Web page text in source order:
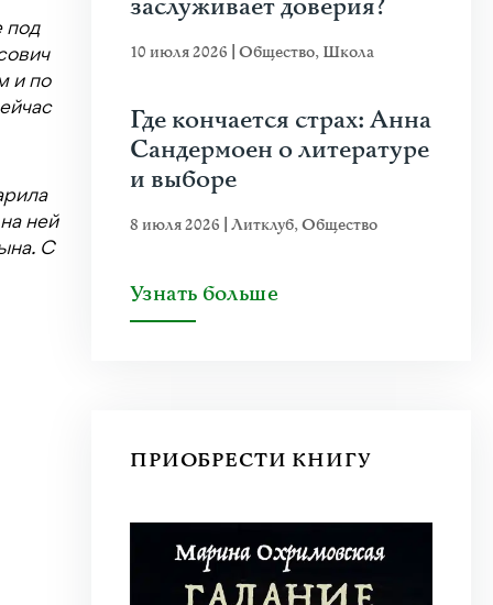
под
и по
ней
С
заслуживает доверия?
10 июля 2026 Общество, Школа
Где кончается страх: Анна
Сандермоен о литературе
и выборе
8 июля 2026 Литклуб,Общество
Узнать больше
ПРИОБРЕСТИ КНИГУ